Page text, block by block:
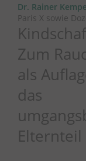
Dr. Rainer
Paris X sowie
Zum
als
das
Elternteil